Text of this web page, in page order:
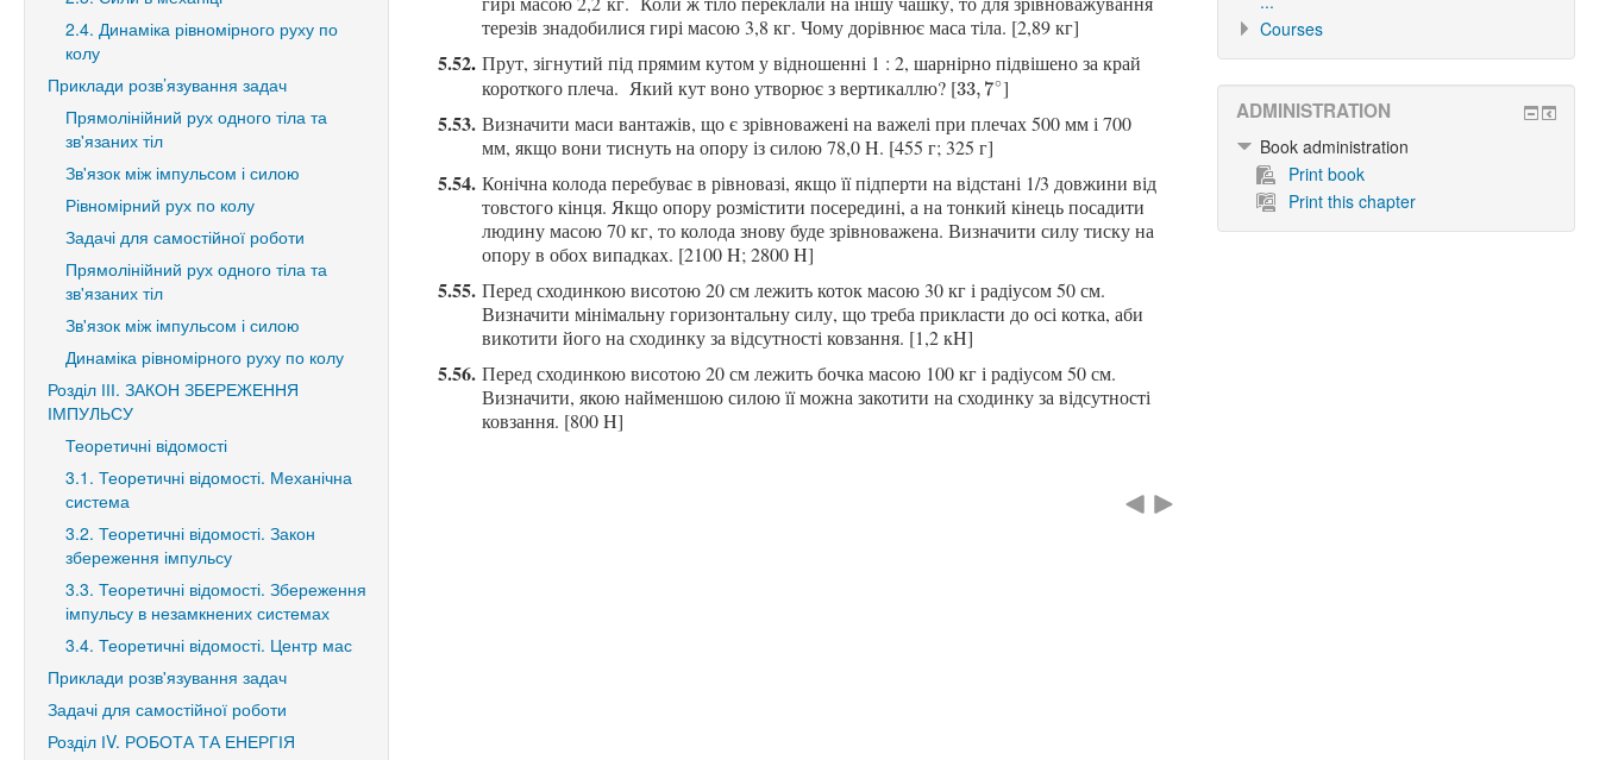
терезів знадобилися гирі масою 3,8 кг. Чому дорівнює маса тіла. [2,89 кг]
5.52. Прут, зігнутий під прямим кутом у відношенні 1 : 2, шарнірно підвішено за край
короткого плеча. Який кут воноутворює з вертикаллю? [33, 7∘
33,7∘]
5.53. Визначити маси вантажів, що є зрівноважені на важелі при плечах 500 мм і 700
мм, якщо вони тиснуть на опору із силою 78,0 H. [455 г; 325 г]
5.54. Конічна колода перебуває в рівновазі, якщо її підперти на відстані 1/3 довжини від
товстого кінця. Якщо опору розмістити посередині, а на тонкий кінець посадити
людину масою 70 кг, то колода знову буде зрівноважена. Визначити силу тиску на
опору в обох випадках. [2100 H; 2800 H]
5.55. Перед сходинкою висотою 20 см лежить коток масою 30 кг і радіусом 50 см.
Визначити мінімальну горизонтальну силу, що треба прикласти до осі котка, аби
викотити йогона сходинку за відсутності ковзання. [1,2 кH]
5.56. Перед сходинкою висотою 20 см лежить бочка масою 100 кг і радіусом 50 см.
Визначити, якою найменшоюсилоюїї можна закотити на сходинку за відсутності
ковзання. [800 H]
2.4. Динаміка рівномірного руху по
колу
Приклади розв’язування задач
Прямолінійний рух одного тіла та
зв'язаних тіл
Зв'язок між імпульсом і силою
Рівномірний рух по колу
Задачі для самостійної роботи
Прямолінійний рух одного тіла та
зв'язаних тіл
Зв'язок між імпульсом і силою
Динаміка рівномірного руху по колу
Розділ ІІІ. ЗАКОН ЗБЕРЕЖЕННЯ
ІМПУЛЬСУ
Теоретичні відомості
3.1. Теоретичні відомості. Механічна
система
3.2. Теоретичні відомості. Закон
збереження імпульсу
3.3. Теоретичні відомості. Збереження
імпульсу в незамкнених системах
3.4. Теоретичні відомості. Центр мас
Приклади розв'язування задач
Задачі для самостійної роботи
Розділ ІV. РОБОТА ТА ЕНЕРГІЯ
Courses
ADMINISTRATION
Book administration
Print book
Print this chapter